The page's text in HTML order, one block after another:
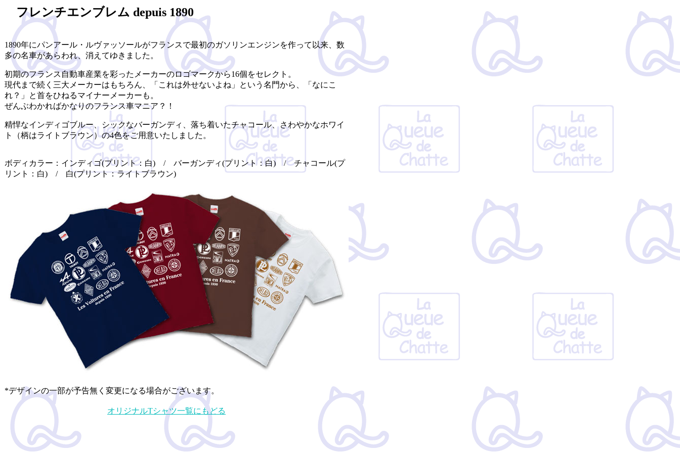
フレンチエンブレム depuis 1890
1890年にパンアール・ルヴァッソールがフランスで最初のガソリンエンジンを作って以来、数
多の名車があらわれ、消えてゆきました。
初期のフランス自動車産業を彩ったメーカーのロゴマークから16個をセレクト。
現代まで続く三大メーカーはもちろん、「これは外せないよね」という名門から、「なにこ
れ？」と首をひねるマイナーメーカーも。
ぜんぶわかればかなりのフランス車マニア？！
精悍なインディゴブルー、シックなバーガンディ、落ち着いたチャコール、さわやかなホワイ
ト（柄はライトブラウン）の4色をご用意いたしました。
ボディカラー：インディゴ(プリント：白) / バーガンディ(プリント：白) / チャコール(プ
リント：白) / 白(プリント：ライトブラウン)
*デザインの一部が予告無く変更になる場合がございます。
オリジナルTシャツ一覧にもどる